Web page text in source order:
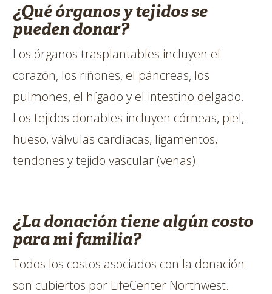
¿Qué órganos y tejidos se
pueden donar?
Los órganos trasplantables incluyen el
corazón, los riñones, el páncreas, los
pulmones, el hígado y el intestino delgado.
Los tejidos donables incluyen córneas, piel,
hueso, válvulas cardíacas, ligamentos,
tendones y tejido vascular (venas).
¿La donación tiene algún costo
para mi familia?
Todos los costos asociados con la donación
son cubiertos por LifeCenter Northwest.